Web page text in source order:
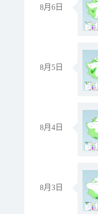
8月6日
8月5日
8月4日
8月3日